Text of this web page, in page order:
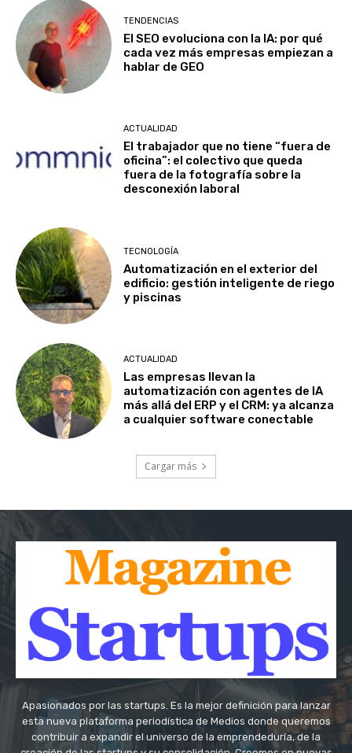
TENDENCIAS
El SEO evoluciona con la IA: por qué
cada vez más empresas empiezan a
hablar de GEO
ACTUALIDAD
El trabajador que no tiene “fuera de
oficina”: el colectivo que queda
fuera de la fotografía sobre la
desconexión laboral
TECNOLOGÍA
Automatización en el exterior del
edificio: gestión inteligente de riego
y piscinas
ACTUALIDAD
Las empresas llevan la
automatización con agentes de IA
más allá del ERP y el CRM: ya alcanza
a cualquier software conectable
Cargar más
Apasionados por las startups. Es la mejor definición para lanzar
esta nueva plataforma periodística de Medios donde queremos
contribuir a expandir el universo de la emprendeduría, de la